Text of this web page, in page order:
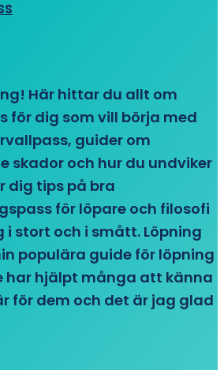
Här hittar du allt om
för dig som vill börja med
guider om
skador och hur du undviker
dig tips på bra
för löpare och filosofi
i stort och i smått. Löpning
populära guide för löpning
har hjälpt många att känna
för dem och det är jag glad